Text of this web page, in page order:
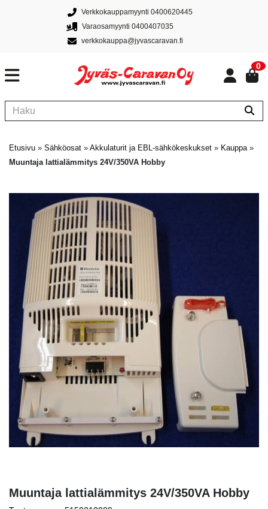
Verkkokauppamyynti 0400620445
Varaosamyynti 0400407035
verkkokauppa@jyvascaravan.fi
0
Etusivu » Sähköosat » Akkulaturit ja EBL-sähkökeskukset » Kauppa»
Muuntaja lattialämmitys 24V/350VA Hobby
Muuntaja lattialämmitys 24V/350VA Hobby